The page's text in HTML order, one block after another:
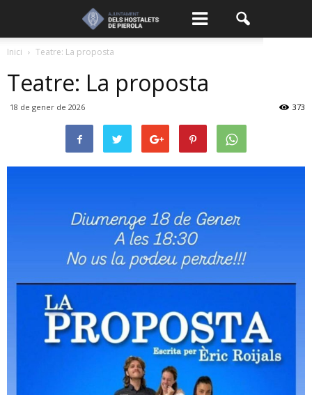
Inici Teatre: La proposta
Teatre: La proposta
18 de gener de 2026 373